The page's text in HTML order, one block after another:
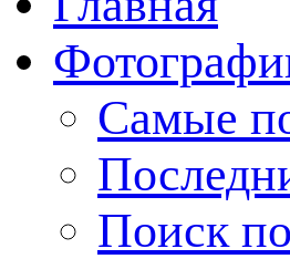
Cамые
Поиск